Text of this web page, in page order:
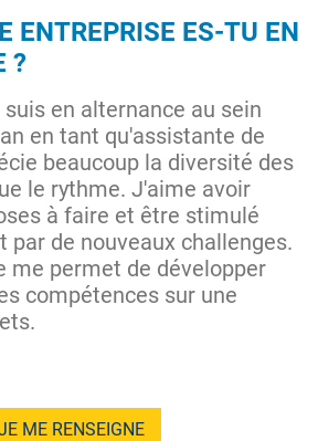
ENTREPRISE ES-TU EN
?
en alternance au sein
en tant qu'assistante de
beaucoup la diversité des
le rythme. J'aime avoir
à faire et être stimulé
par de nouveaux challenges.
me permet de développer
compétences sur une
ME RENSEIGNE